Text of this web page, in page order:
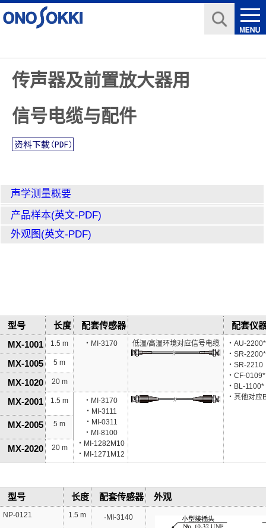
传声器及前置放大器用
信号电缆与配件
声学测量概要
产品样本(英文-PDF)
外观图(英文-PDF)
型号 长度 配套传感器
配套仪
MX-1001
1.5 m ・MI-3170 低温/高温环境对应信号电缆
・AU-2200*
・SR-2200*
・SR-2210
・CF-0109*
・BL-1100*
・其他对
MX-1005 5 m
MX-1020 20 m
MX-2001 1.5 m
・MI-3170
・MI-3111
・MI-0311
・MI-8100
・MI-1282M10
・MI-1271M12
MX-2005 5 m
MX-2020 20 m
型号 长度 配套传感器 外观
NP-0121 1.5 m ·MI-3140